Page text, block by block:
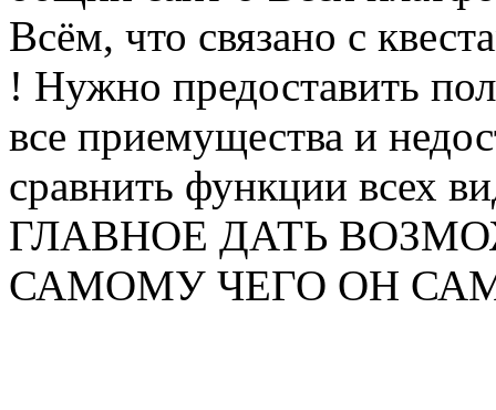
Всём, что связано с
! Нужно предоставить
все приемущества и
сравнить функции всех
ГЛАВНОЕ ДАТЬ
САМОМУ ЧЕГО ОН САМ